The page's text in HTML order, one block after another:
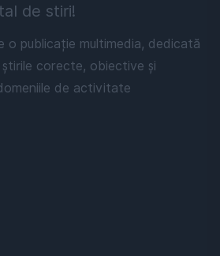
de stiri!
o publicație multimedia, dedicată
corecte, obiective și
de activitate